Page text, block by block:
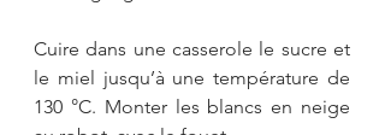
Cuire dans une casserole le sucre et
le miel jusqu’à une température de
130 °C. Monter les blancs en neige